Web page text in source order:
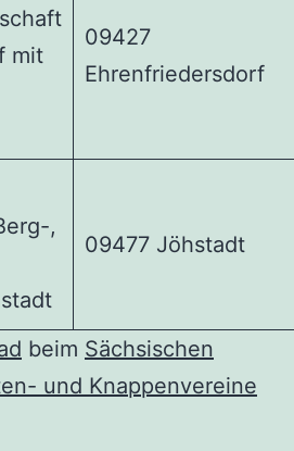
mit
09427
Ehrenfriedersdorf
,
09477 Jöhstadt
beim Sächsischen
und Knappenvereine